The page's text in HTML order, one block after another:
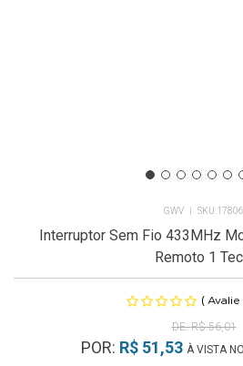
GWV 17806
Interruptor Sem Fio 433MHz
Remoto 1
( Avalie
R$ 56,01
POR: R$ 51,53 À VISTA